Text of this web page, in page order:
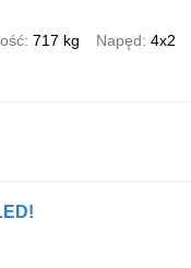
717 kg Napęd 4x2